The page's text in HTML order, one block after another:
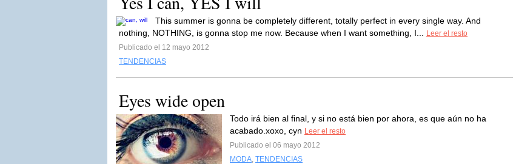
This summer is gonna be completely different, totally perfect in every single way. And
nothing, NOTHING, is gonna stop me now. Because when I want something, I...
Leer el resto
Publicado el 12 mayo 2012
TENDENCIAS
Eyes wide open
Todo irá bien al final, y si no está bien por ahora, es que aún no ha
acabado.xoxo, cyn Leer el resto
Publicado el 06 mayo 2012
MODA, TENDENCIAS